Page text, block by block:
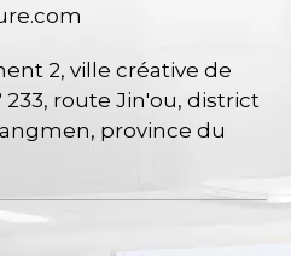
2, ville créative de
route Jin'ou, district
province du